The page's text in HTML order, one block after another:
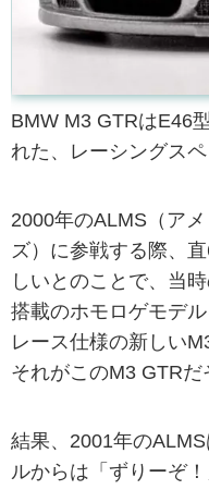
BMW M3 GTRはE46
れた、レーシングス
2000年のALMS（ア
ズ）に参戦する際、
しいとのことで、当
搭載のホモロゲモデ
レース仕様の新しい
それがこのM3 GTRだ
結果、2001年の
ルからは「ずりーぞ